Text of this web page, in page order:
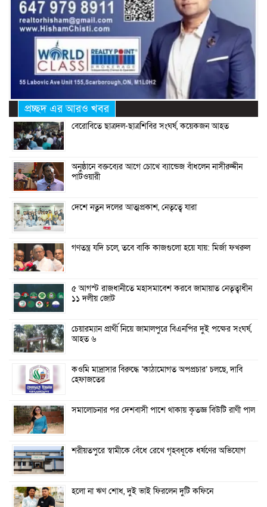
প্রচ্ছদ এর আরও খবর
বেরোবিতে ছাত্রদল-ছাত্রশিবির সংঘর্ষ, কয়েকজন আহত
অনুষ্ঠানে বক্তব্যের আগে চোখে ব্যান্ডেজ বাঁধলেন নাসীরুদ্দীন
পাটওয়ারী
দেশে নতুন দলের আত্মপ্রকাশ, নেতৃত্বে যারা
গণতন্ত্র যদি চলে, তবে বাকি কাজগুলো হয়ে যায়: মির্জা ফখরুল
৫ আগস্ট রাজধানীতে মহাসমাবেশ করবে জামায়াত নেতৃত্বাধীন
১১ দলীয় জোট
চেয়ারম্যান প্রার্থী নিয়ে জামালপুরে বিএনপির দুই পক্ষের সংঘর্ষ,
আহত ৬
কওমি মাদ্রাসার বিরুদ্ধে ‘কাঠামোগত অপপ্রচার’ চলছে, দাবি
হেফাজতের
সমালোচনার পর দেশবাসী পাশে থাকায় কৃতজ্ঞ বিউটি রাণী পাল
শরীয়তপুরে স্বামীকে বেঁধে রেখে গৃহবধূকে ধর্ষণের অভিযোগ
হলো না ঋণ শোধ, দুই ভাই ফিরলেন দুটি কফিনে